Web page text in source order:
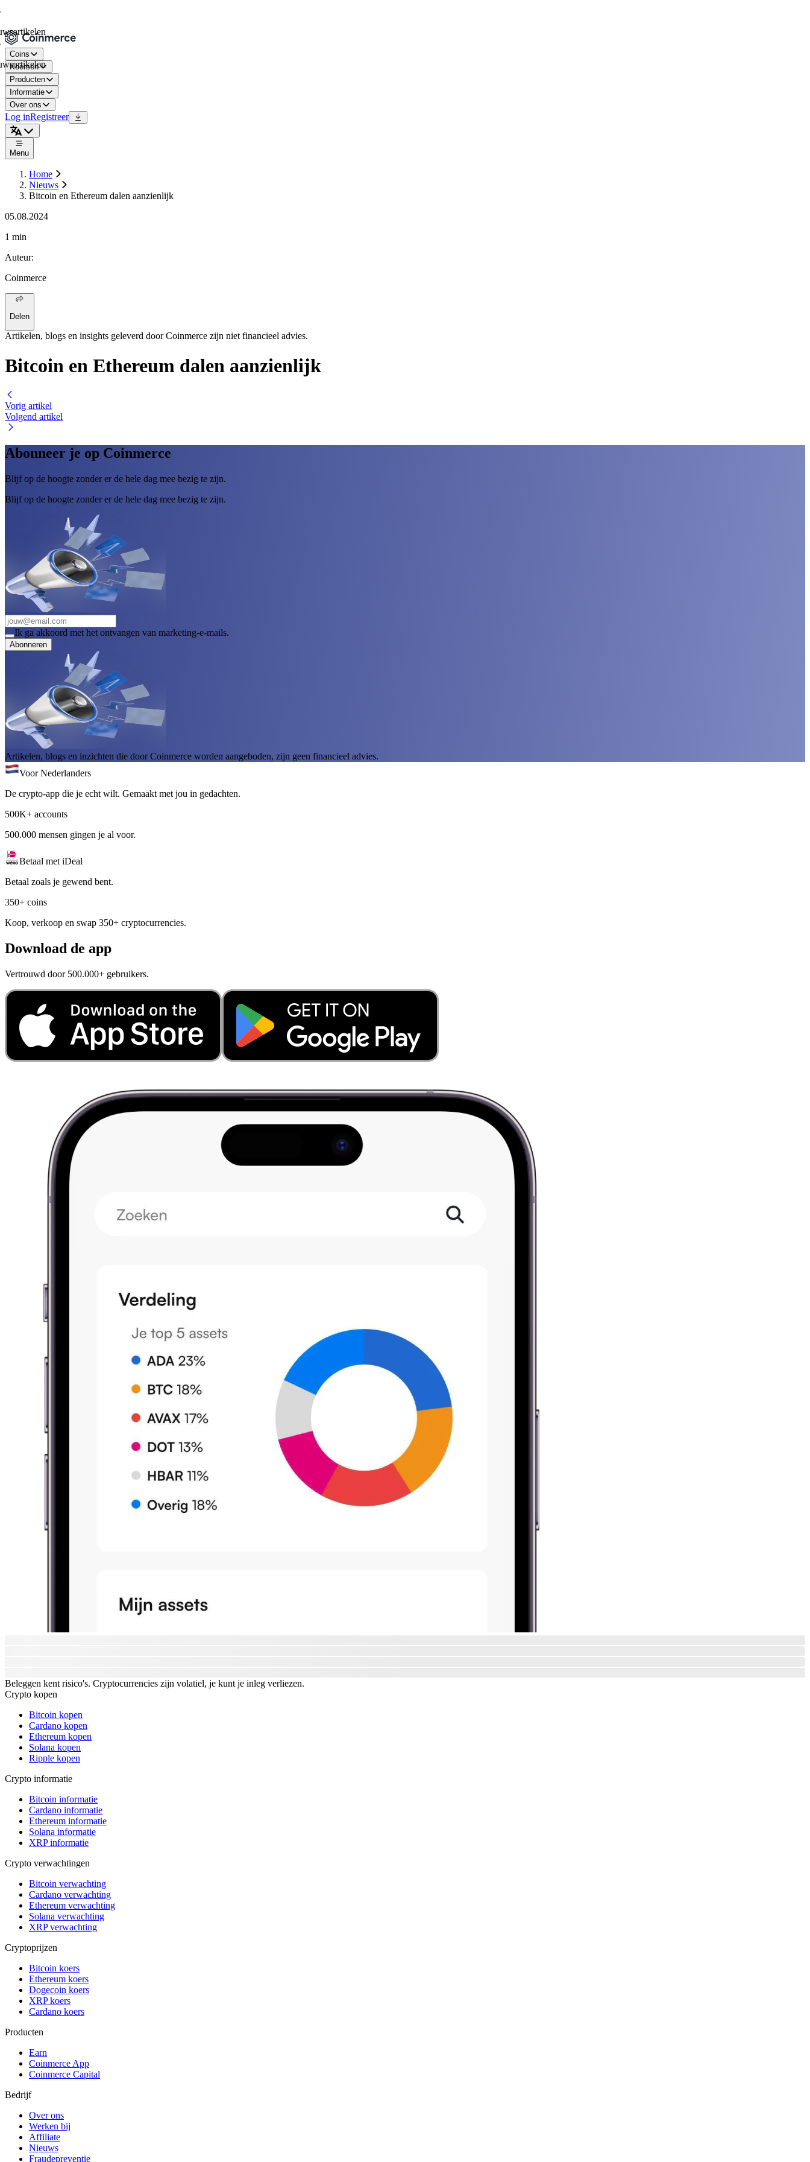
Coins
Koersen
Producten
Informatie
Over ons
Log inRegistreer
Menu
Home
Nieuws
Bitcoin en Ethereum dalen aanzienlijk
05.08.2024
1 min
Auteur:
Coinmerce
Delen
Artikelen, blogs en insights geleverd door Coinmerce zijn niet financieel advies.
Bitcoin en Ethereum dalen aanzienlijk
Vorig artikel
Volgend artikel
Abonneer je op Coinmerce
Blijf op de hoogte zonder er de hele dag mee bezig te zijn.
Blijf op de hoogte zonder er de hele dag mee bezig te zijn.
Ik ga akkoord met het ontvangen van marketing-e-mails.
Abonneren
Artikelen, blogs en inzichten die door Coinmerce worden aangeboden, zijn geen financieel advies.
Voor Nederlanders
De crypto-app die je echt wilt. Gemaakt met jou in gedachten.
500K+ accounts
500.000 mensen gingen je al voor.
Betaal met iDeal
Betaal zoals je gewend bent.
350+ coins
Koop, verkoop en swap 350+ cryptocurrencies.
Download de app
Vertrouwd door 500.000+ gebruikers.
Beleggen kent risico's. Cryptocurrencies zijn volatiel, je kunt je inleg verliezen.
Crypto kopen
Bitcoin kopen
Cardano kopen
Ethereum kopen
Solana kopen
Ripple kopen
Crypto informatie
Bitcoin informatie
Cardano informatie
Ethereum informatie
Solana informatie
XRP informatie
Crypto verwachtingen
Bitcoin verwachting
Cardano verwachting
Ethereum verwachting
Solana verwachting
XRP verwachting
Cryptoprijzen
Bitcoin koers
Ethereum koers
Dogecoin koers
XRP koers
Cardano koers
Producten
Earn
Coinmerce App
Coinmerce Capital
Bedrijf
Over ons
Werken bij
Affiliate
Nieuws
Fraudepreventie